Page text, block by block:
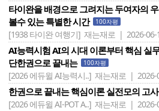
타이완을 배경으로 그려지는 두여자의
볼수 있는 특별한 시간
100자평
[1938 타이완 여행기] 재는재로 | 2026-06-
AI능력시험 AI의 시대 이론부터 핵심 실
단한권으로 끝내는
100자평
[2026 에듀윌 AI능력시..] 재는재로 | 2026-
한권으로 끝내는 핵심이론 실전모의 고
[2026 에듀윌 AI-POT A..] 재는재로 | 2026-